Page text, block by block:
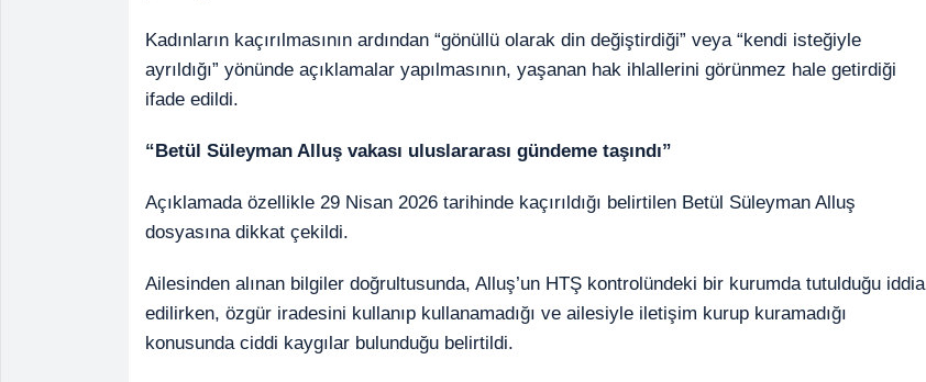
Kadınların kaçırılmasının ardından “gönüllü olarak din değiştirdiği” veya “kendi isteğiyle
ayrıldığı” yönünde açıklamalar yapılmasının, yaşanan hak ihlallerini görünmez hale getirdiği
ifade edildi.
“Betül Süleyman Alluş vakası uluslararası gündeme taşındı”
Açıklamada özellikle 29 Nisan 2026 tarihinde kaçırıldığı belirtilen Betül Süleyman Alluş
dosyasına dikkat çekildi.
Ailesinden alınan bilgiler doğrultusunda, Alluş’un HTŞ kontrolündeki bir kurumda tutulduğu iddia
edilirken, özgür iradesini kullanıp kullanamadığı ve ailesiyle iletişim kurup kuramadığı
konusunda ciddi kaygılar bulunduğu belirtildi.